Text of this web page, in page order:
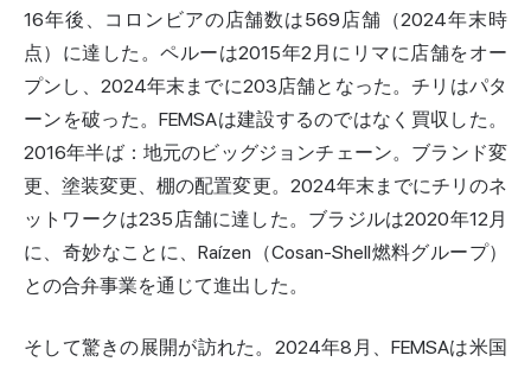
16年後、コロンビアの店舗数は569店舗（2024年末時
点）に達した。ペルーは2015年2月にリマに店舗をオー
プンし、2024年末までに203店舗となった。チリはパタ
ーンを破った。FEMSAは建設するのではなく買収した。
2016年半ば：地元のビッグジョンチェーン。ブランド変
更、塗装変更、棚の配置変更。2024年末までにチリのネ
ットワークは235店舗に達した。ブラジルは2020年12月
に、奇妙なことに、Raízen（Cosan-Shell燃料グループ）
との合弁事業を通じて進出した。
そして驚きの展開が訪れた。2024年8月、FEMSAは米国